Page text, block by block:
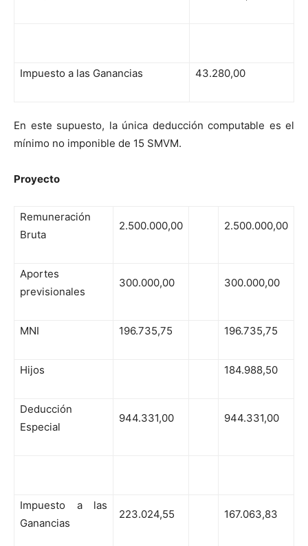
Impuesto a las Ganancias 43.280,00
En este supuesto, la única deducción computable es el
mínimo no imponible de 15 SMVM.
Proyecto
Remuneración
Bruta
2.500.000,00 2.500.000,00
Aportes
previsionales
300.000,00 300.000,00
MNI 196.735,75 196.735,75
Hijos 184.988,50
Deducción
Especial
944.331,00 944.331,00
Impuesto a las
Ganancias
223.024,55 167.063,83